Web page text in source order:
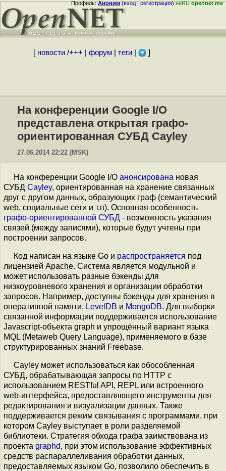
Профиль:Аноним(вход|регистрация)неRUopennet.me
[ новости/+++ форум| теги| ]
На конференции Google I/O
представлена открытая графо-
ориентированная СУБД Cayley
27.06.2014 22:22 (MSK)
На конференции Google I/O анонсирована новая
СУБД Cayley, ориентированная на хранение связанных
друг с другом данных, образующих граф (семантический
web, социальные сети и т.п). Основная особенность
графо-ориентированной СУБД - возможность указания
связей (между записями), которые будут учтены при
построении запросов.
Код написан на языке Go и распространяется под
лицензией Apache. Система является модульной и
может использовать разные бэкенды для
низкоуровневого хранения и организации обработки
запросов. Например, доступны бэкенды для хранения в
оперативной памяти, LevelDB и MongoDB. Для выборки
связанной информации поддерживается использование
Javascript-объекта graph и упрощённый вариант языка
MQL (Metaweb Query Language), применяемого в базе
структурированных знаний Freebase.
Cayley может использоваться как обособленная
СУБД, обрабатывающая запросы по HTTP с
использованием RESTful API, REPL или встроенного
web-интерфейса, предоставляющего инструменты для
редактирования и визуализации данных. Также
поддерживается режим связывания с программами, при
котором Cayley выступает в роли разделяемой
библиотеки. Стратегия обхода графа заимствована из
проекта graphd, при этом использование эффективных
средств распараллеливания обработки данных,
предоставляемых языком Go, позволило обеспечить в